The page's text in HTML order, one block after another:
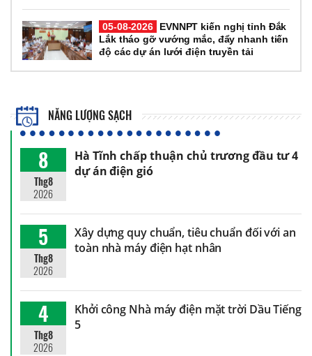
05-08-2026
EVNNPT kiến nghị tỉnh Đắk
Lắk tháo gỡ vướng mắc, đẩy nhanh tiến
độ các dự án lưới điện truyền tải
NĂNG LƯỢNG SẠCH
8
Thg8
2026
Hà Tĩnh chấp thuận chủ trương đầu tư 4
dự án điện gió
5
Thg8
2026
Xây dựng quy chuẩn, tiêu chuẩn đối với an
toàn nhà máy điện hạt nhân
4
Thg8
2026
Khởi công Nhà máy điện mặt trời Dầu Tiếng
5